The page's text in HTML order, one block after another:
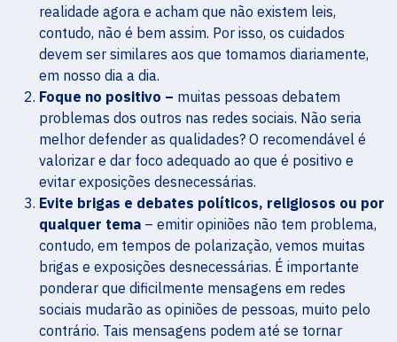
realidade agora e acham que não existem leis,
contudo, não é bem assim. Por isso, os cuidados
devem ser similares aos que tomamos diariamente,
em nosso dia a dia.
Foque no positivo – muitas pessoas debatem
problemas dos outros nas redes sociais. Não seria
melhor defender as qualidades? O recomendável é
valorizar e dar foco adequado ao que é positivo e
evitar exposições desnecessárias.
Evite brigas e debates políticos, religiosos ou por
qualquer tema – emitir opiniões não tem problema,
contudo, em tempos de polarização, vemos muitas
brigas e exposições desnecessárias. É importante
ponderar que dificilmente mensagens em redes
sociais mudarão as opiniões de pessoas, muito pelo
contrário. Tais mensagens podem até se tornar